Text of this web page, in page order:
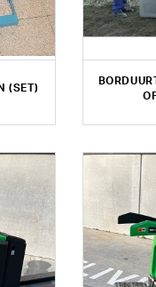
(SET)